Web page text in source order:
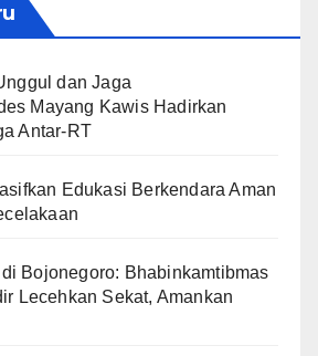
dan Jaga
Mayang Kawis Hadirkan
Antar-RT
Edukasi Berkendara Aman
Bojonegoro: Bhabinkamtibmas
Lecehkan Sekat, Amankan